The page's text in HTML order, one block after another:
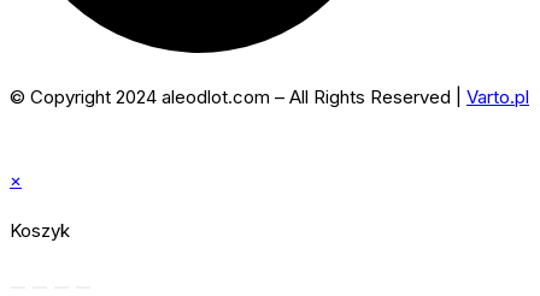
© Copyright 2024 aleodlot.com – All Rights Reserved | Varto.pl
×
Koszyk